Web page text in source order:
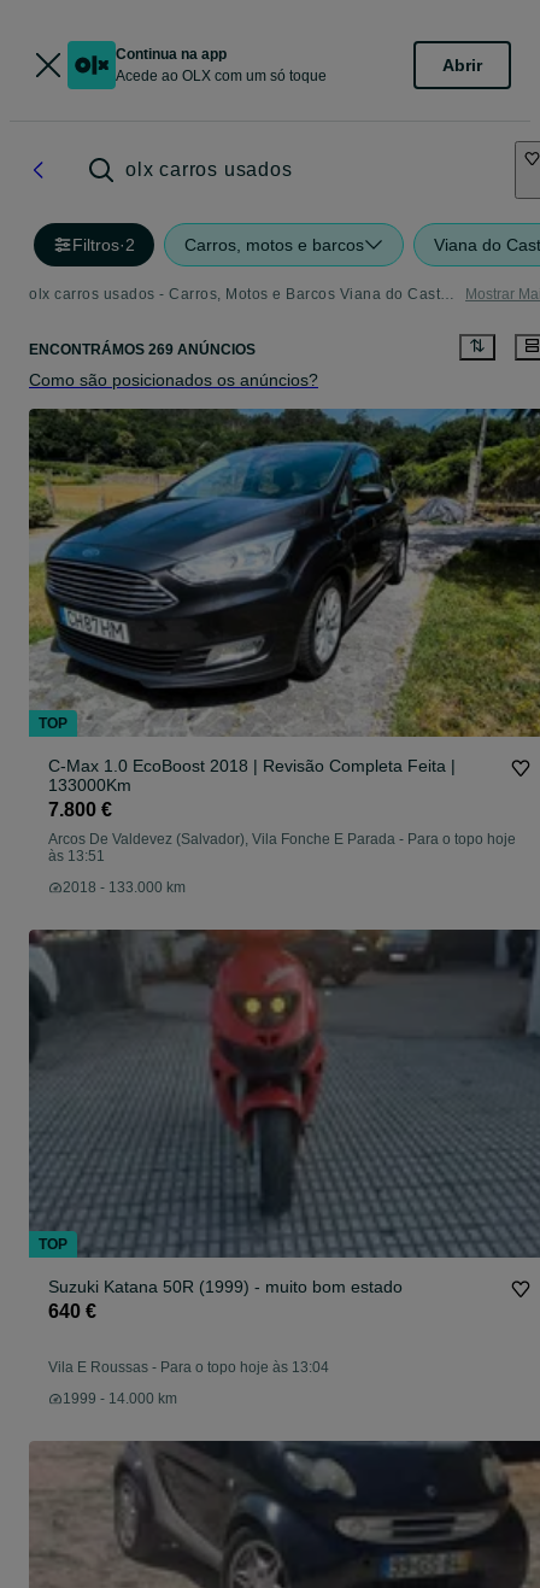
Continua na app
Acede ao OLX com um só toque
Abrir
olx carros usados
Filtros·2 Carros, motos e barcos Viana do
olx carros usados - Carros, Motos e Barcos Viana do Castelo Mostrar
ENCONTRÁMOS 269 ANÚNCIOS
Como são posicionados os anúncios?
C-Max 1.0 EcoBoost 2018 | Revisão Completa Feita |
133000Km
7.800 €
Arcos De Valdevez (Salvador), Vila Fonche E Parada - Para o topo hoje
às 13:51
2018 - 133.000 km
Suzuki Katana 50R (1999) - muito bom estado
640 €
Vila E Roussas - Para o topo hoje às 13:04
1999 - 14.000 km
TOP
TOP